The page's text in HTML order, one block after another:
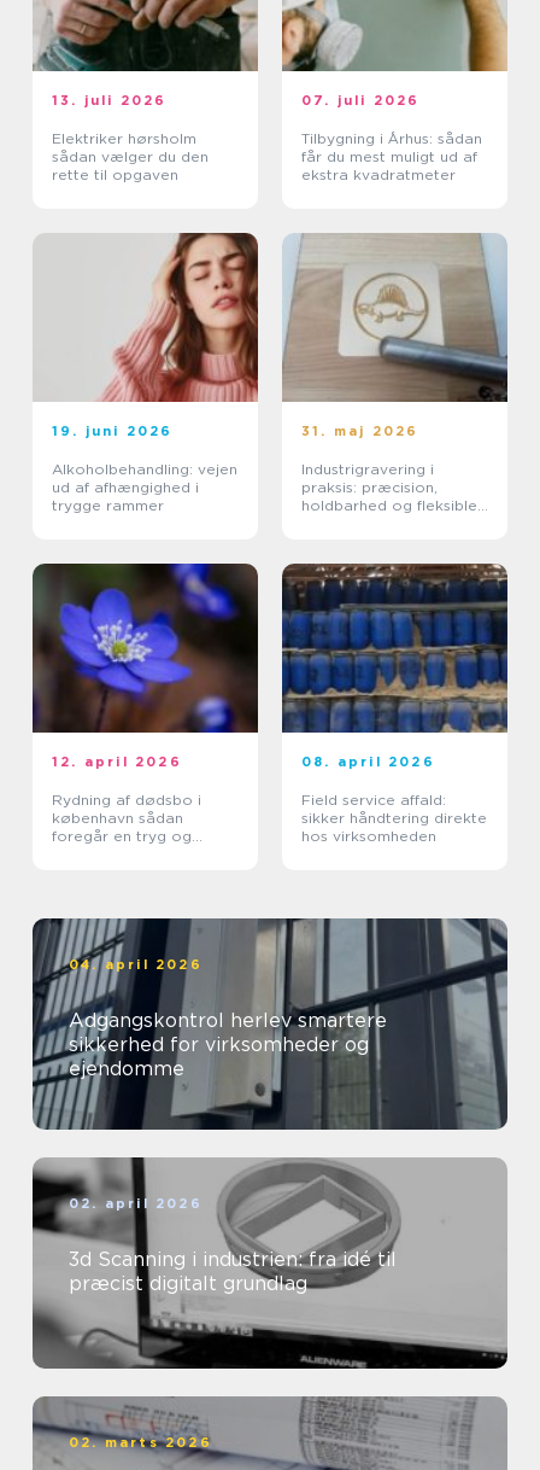
13. juli 2026
Elektriker hørsholm
sådan vælger du den
rette til opgaven
07. juli 2026
Tilbygning i Århus: sådan
får du mest muligt ud af
ekstra kvadratmeter
19. juni 2026
Alkoholbehandling: vejen
ud af afhængighed i
trygge rammer
31. maj 2026
Industrigravering i
praksis: præcision,
holdbarhed og fleksible
12. april 2026
Rydning af dødsbo i
københavn sådan
foregår en tryg og
08. april 2026
Field service affald:
sikker håndtering direkte
hos virksomheden
04. april 2026
Adgangskontrol herlev smartere
sikkerhed for virksomheder og
ejendomme
02. april 2026
3d Scanning i industrien: fra idé til
præcist digitalt grundlag
02. marts 2026